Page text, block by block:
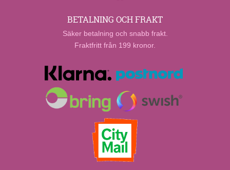
BETALNING OCH FRAKT
Säker betalning och snabb frakt.
Fraktfritt från 199 kronor.